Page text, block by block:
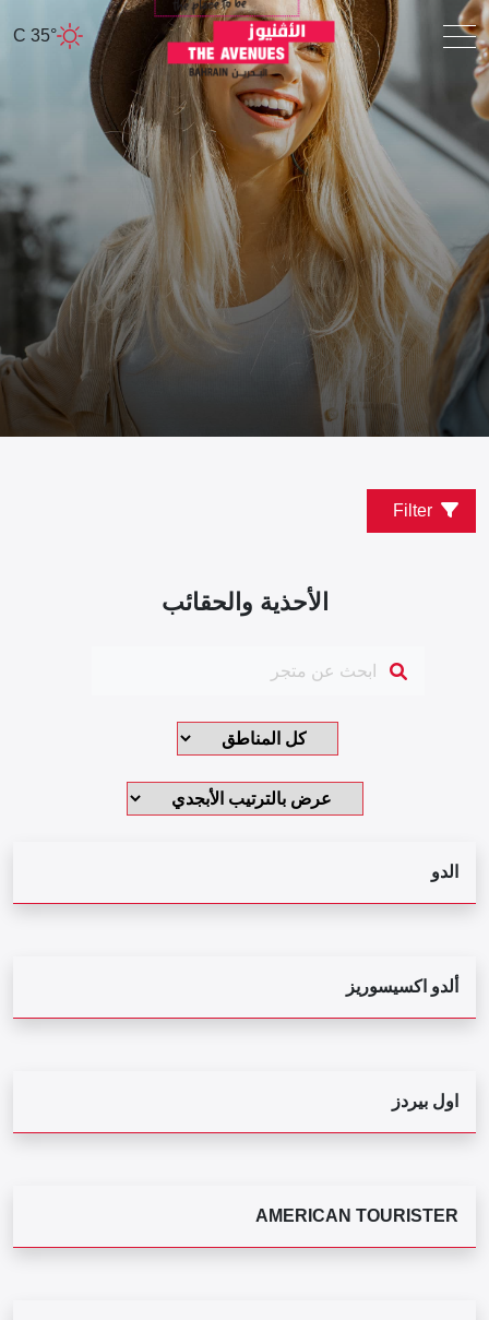
35° C
Filter
الأحذية والحقائب
الدو
ألدو اكسيسوريز
اول بيردز
AMERICAN TOURISTER